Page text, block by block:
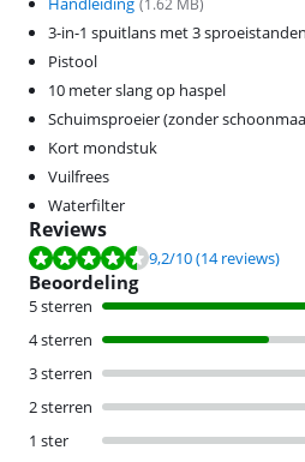
(1.62 MB)
3-in-1 spuitlans met 3 sproeistanden
Pistool
10 meter slang op haspel
Schuimsproeier (zonder
Kort mondstuk
Vuilfrees
Waterfilter
Reviews
Beoordeling is 9,2 van de 10, gebaseerd op
9,2/10(14 reviews)
Beoordeling
5 sterren
4 sterren
3 sterren
2 sterren
1 ster